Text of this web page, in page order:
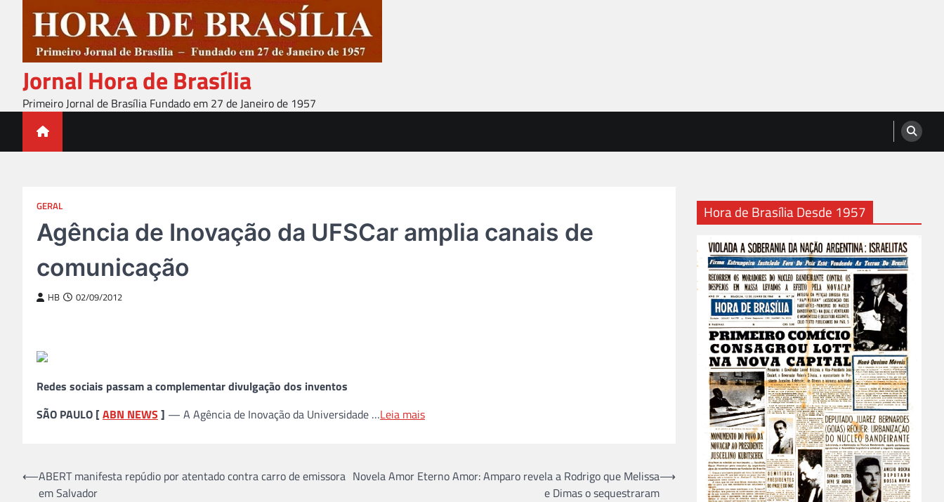
content
Jornal Hora de Brasília
Primeiro Jornal de Brasília Fundado em 27 de Janeiro de 1957
GERAL
Agência de Inovação da UFSCar amplia canais de
comunicação
HB 02/09/2012
Redes sociais passam a complementar divulgação dos inventos
SÃO PAULO [ABN NEWS ] — A Agência de Inovação da Universidade …Leia mais
Navegação
⟵ABERT manifesta repúdio por atentado contra carro de emissora
em Salvador
Novela Amor Eterno Amor: Amparo revela a Rodrigo que Melissa
e Dimas o sequestraram
⟶
Hora de Brasília Desde 1957